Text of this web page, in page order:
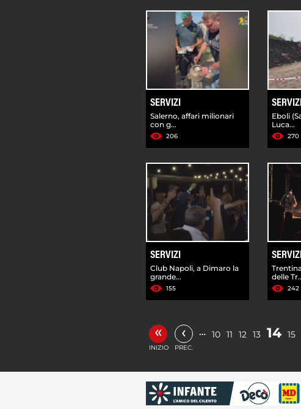
SERVIZI
Salerno, affari milionari
con g...
206
Eboli
Luca...
270
SERVIZI
Club Napoli, a Dimaro la
grande...
155
delle
242
«
INIZIO
‹
PREC.
… 10 11 12 13 14 15